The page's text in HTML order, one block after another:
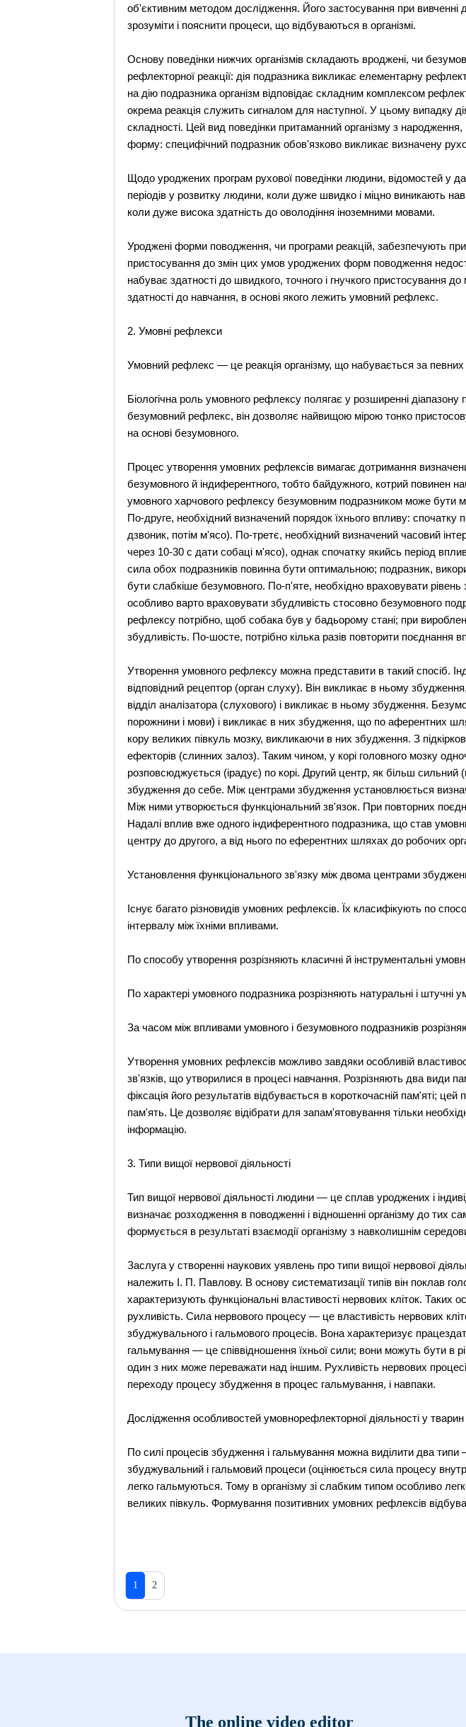
об'єктивним методом дослідження. Його застосування при вивченні
зрозуміти і пояснити процеси, що відбуваються в організмі.
Основу поведінки нижчих організмів складають вроджені, чи
рефлекторної реакції: дія подразника викликає елементарну
на дію подразника організм відповідає складним комплексом
окрема реакція служить сигналом для наступної. У цьому випадку
складності. Цей вид поведінки притаманний організму з
форму: специфічний подразник обов'язково викликає визначену
Щодо уроджених програм рухової поведінки людини, відомостей у
періодів у розвитку людини, коли дуже швидко і міцно виникають
коли дуже висока здатність до оволодіння іноземними мовами.
Уроджені форми поводження, чи програми реакцій, забезпечують
пристосування до змін цих умов уроджених форм поводження
набуває здатності до швидкого, точного і гнучкого
здатності до навчання, в основі якого лежить умовний рефлекс.
2. Умовні рефлекси
Умовний рефлекс — це реакція організму, що набувається за певних
Біологічна роль умовного рефлексу полягає у розширенні
безумовний рефлекс, він дозволяє найвищою мірою тонко
на основі безумовного.
Процес утворення умовних рефлексів вимагає дотримання
безумовного й індиферентного, тобто байдужного, котрий повинен
умовного харчового рефлексу безумовним подразником може бути
По-друге, необхідний визначений порядок їхнього впливу:
дзвоник, потім м'ясо). По-третє, необхідний визначений часовий
через 10-30 с дати собаці м'ясо), однак спочатку якийсь період
сила обох подразників повинна бути оптимальною; подразник,
бути слабкіше безумовного. По-п'яте, необхідно враховувати
особливо варто враховувати збудливість стосовно безумовного
рефлексу потрібно, щоб собака був у бадьорому стані; при
збудливість. По-шосте, потрібно кілька разів повторити поєднання
Утворення умовного рефлексу можна представити в такий спосіб.
відповідний рецептор (орган слуху). Він викликає в ньому
відділ аналізатора (слухового) і викликає в ньому збудження.
порожнини і мови) і викликає в них збудження, що по аферентних
кору великих півкуль мозку, викликаючи в них збудження. З
ефекторів (слинних залоз). Таким чином, у корі головного мозку
розповсюджується (ірадує) по корі. Другий центр, як більш
збудження до себе. Між центрами збудження установлюється
Між ними утворюється функціональний зв'язок. При повторних
Надалі вплив вже одного індиферентного подразника, що став
центру до другого, а від нього по еферентних шляхах до робочих
Установлення функціонального зв'язку між двома центрами
Існує багато різновидів умовних рефлексів. Їх класифікують по
інтервалу між їхніми впливами.
По способу утворення розрізняють класичні й інструментальні
По характері умовного подразника розрізняють натуральні і штучні
За часом між впливами умовного і безумовного подразників
Утворення умовних рефлексів можливо завдяки особливій
зв'язків, що утворилися в процесі навчання. Розрізняють два види
фіксація його результатів відбувається в короткочасній пам'яті;
пам'ять. Це дозволяє відібрати для запам'ятовування тільки
інформацію.
3. Типи вищої нервової діяльності
Тип вищої нервової діяльності людини — це сплав уроджених і
визначає розходження в поводженні і відношенні організму до тих
формується в результаті взаємодії організму з навколишнім
Заслуга у створенні наукових уявлень про типи вищої нервової
належить І. П. Павлову. В основу систематизації типів він поклав
характеризують функціональні властивості нервових кліток. Таких
рухливість. Сила нервового процесу — це властивість нервових
збуджувального і гальмового процесів. Вона характеризує
гальмування — це співвідношення їхньої сили; вони можуть бути в
один з них може переважати над іншим. Рухливість нервових
переходу процесу збудження в процес гальмування, і навпаки.
Дослідження особливостей умовнорефлекторної діяльності у
По силі процесів збудження і гальмування можна виділити два
збуджувальний і гальмовий процеси (оцінюється сила процесу
легко гальмуються. Тому в організму зі слабким типом особливо
великих півкуль. Формування позитивних умовних рефлексів
1 2
The online video editor